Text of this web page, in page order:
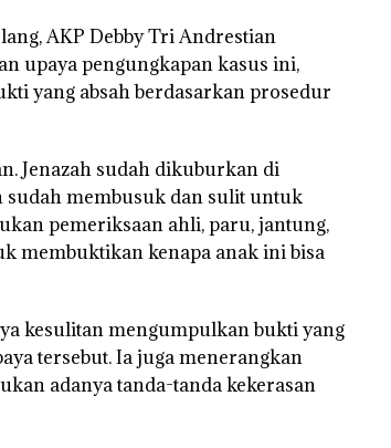
AKP Debby Tri Andrestian
upaya pengungkapan kasus ini,
yang absah berdasarkan prosedur
Jenazah sudah dikuburkan di
sudah membusuk dan sulit untuk
pemeriksaan ahli, paru, jantung,
membuktikan kenapa anak ini bisa
kesulitan mengumpulkan bukti yang
tersebut. Ia juga menerangkan
adanya tanda-tanda kekerasan